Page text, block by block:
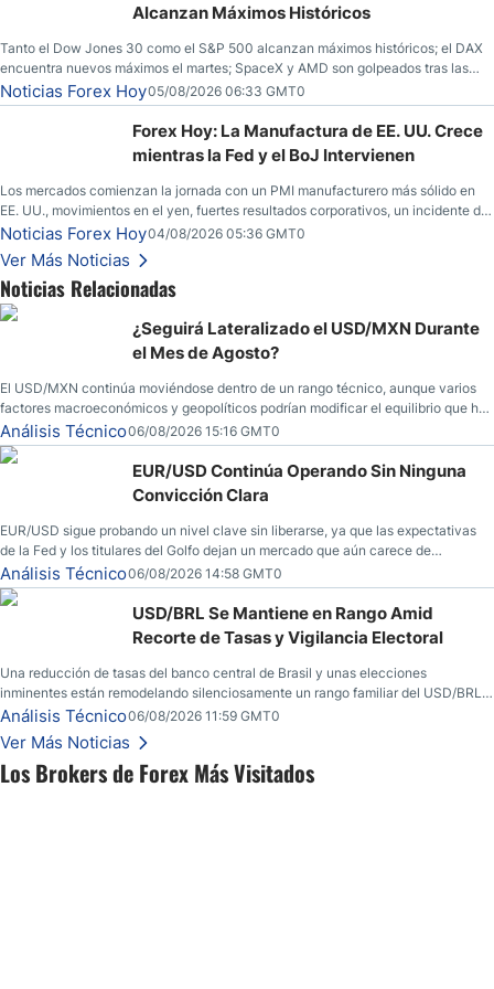
Los Brokers de Forex Más Visitados
Alcanzan Máximos Históricos
Tanto el Dow Jones 30 como el S&P 500 alcanzan máximos históricos; el DAX
encuentra nuevos máximos el martes; SpaceX y AMD son golpeados tras las
llamadas de ganancias; el petróleo crudo cae por debajo de los $80 con nuevas
esperanzas; el dólar estadounidense continúa intentando estabilizarse frente al
yen; el peso mexicano ve un repunte a medida que las tasas caen en EE. UU.
Noticias Forex Hoy05/08/2026 06:33 GMT0
Forex Hoy: La Manufactura de EE. UU. Crece
mientras la Fed y el BoJ Intervienen
Los mercados comienzan la jornada con un PMI manufacturero más sólido en
EE. UU., movimientos en el yen, fuertes resultados corporativos, un incidente de
seguridad en Bitcoin y nuevas señales desde el mercado del petróleo.
Noticias Forex Hoy04/08/2026 05:36 GMT0
Ver Más Noticias
Noticias Relacionadas
¿Seguirá Lateralizado el USD/MXN Durante
el Mes de Agosto?
El USD/MXN continúa moviéndose dentro de un rango técnico, aunque varios
factores macroeconómicos y geopolíticos podrían modificar el equilibrio que ha
dominado al mercado en las últimas semanas.
Análisis Técnico06/08/2026 15:16 GMT0
EUR/USD Continúa Operando Sin Ninguna
Convicción Clara
EUR/USD sigue probando un nivel clave sin liberarse, ya que las expectativas
de la Fed y los titulares del Golfo dejan un mercado que aún carece de
convicción real.
Análisis Técnico06/08/2026 14:58 GMT0
USD/BRL Se Mantiene en Rango Amid
Recorte de Tasas y Vigilancia Electoral
Una reducción de tasas del banco central de Brasil y unas elecciones
inminentes están remodelando silenciosamente un rango familiar del USD/BRL.
Una reducción de tasas por parte del banco central de Brasil y unas elecciones
inminentes están remodelando silenciosamente un rango familiar del USD/BRL.
Esto es lo que los traders están observando a continuación.
Análisis Técnico06/08/2026 11:59 GMT0
Ver Más Noticias